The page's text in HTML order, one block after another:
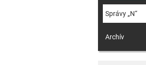
Správy „N“
Archív